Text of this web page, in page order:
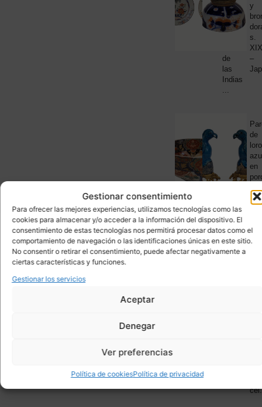
Gestionar consentimiento
Para ofrecer las mejores experiencias, utilizamos tecnologías como las
cookies para almacenar y/o acceder a la información del dispositivo. El
consentimiento de estas tecnologías nos permitirá procesar datos como el
comportamiento de navegación o las identificaciones únicas en este sitio.
No consentir o retirar el consentimiento, puede afectar negativamente a
ciertas características y funciones.
Gestionar los servicios
Aceptar
Denegar
Ver preferencias
Política de cookiesPolítica de privacidad
de
porcelana
Imari,
Compañía
Británica
de
las
Indias
CRISTAL
y
s.
XIX
–
Cuenco,
porcelana
Imari,
p. s.
Japón
ARTE
CRISTAL
de
en
s.